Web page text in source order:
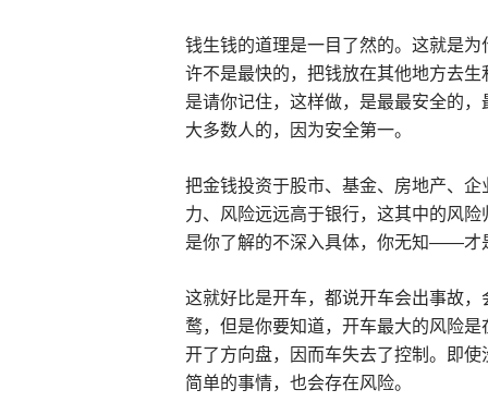
钱生钱的道理是一目了然的。这就是
许不是最快的，把钱放在其他地方去
是请你记住，这样做，是最最安全的
大多数人的，因为安全第一。
把金钱投资于股市、基金、房地产、
力、风险远远高于银行，这其中的风
是你了解的不深入具体，你无知——才
这就好比是开车，都说开车会出事故
鹜，但是你要知道，开车最大的风险
开了方向盘，因而车失去了控制。即
简单的事情，也会存在风险。